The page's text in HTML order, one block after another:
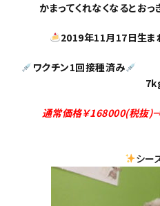
かまってくれなくなるとお
2019年11月17日生ま
ワクチン1回接種済み
父
通常価格￥168000(税抜
シー